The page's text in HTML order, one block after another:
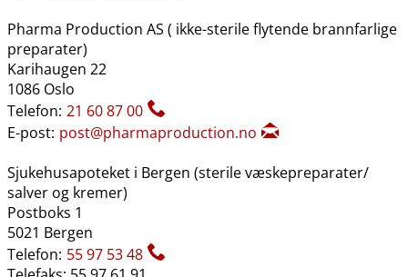
Pharma Production AS ( ikke-sterile flytende brannfarlige
preparater)
Karihaugen 22
1086 Oslo
Telefon: 21 60 87 00
E-post: post@pharmaproduction.no
Sjukehusapoteket i Bergen (sterile væskepreparater​/​
salver og kremer)
Postboks 1
5021 Bergen
Telefon: 55 97 53 48